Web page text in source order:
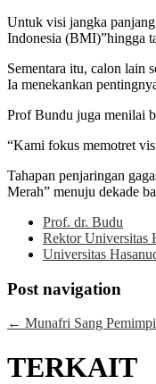
Untuk visi jangka
Indonesia (BMI)”hingga
Sementara itu, calon lain
Ia menekankan
Prof Bundu juga menilai
“Kami fokus memotret
Tahapan penjaringan
Merah” menuju dekade
Prof. dr. Budu
Rektor Universitas
Universitas
Post navigation
← Munafri Sang
TERKAIT